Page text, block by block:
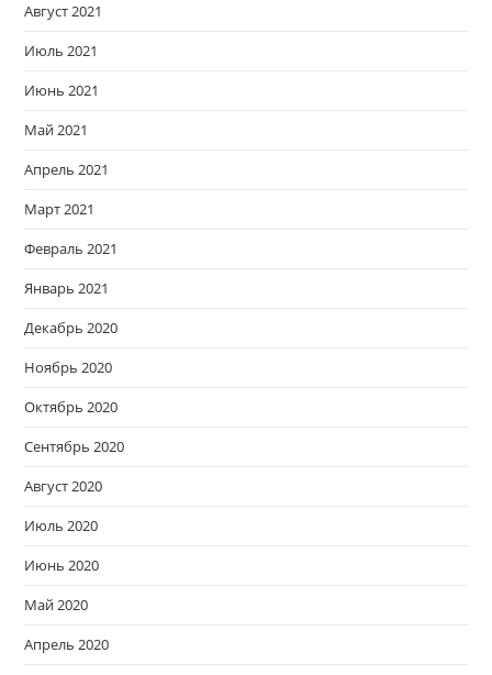
Август 2021
Июль 2021
Июнь 2021
Май 2021
Апрель 2021
Март 2021
Февраль 2021
Январь 2021
Декабрь 2020
Ноябрь 2020
Октябрь 2020
Сентябрь 2020
Август 2020
Июль 2020
Июнь 2020
Май 2020
Апрель 2020